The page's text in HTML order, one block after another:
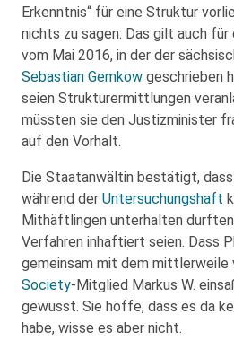
Erkenntnis“ für eine Struktur
nichts zu sagen. Das gilt auch
vom Mai 2016, in der der
Sebastian Gemkow geschrieben
seien Strukturermittlungen
müssten sie den Justizminister
auf den Vorhalt.
Die Staatanwältin bestätigt,
während der Untersuchungshaft
Mithäftlingen unterhalten
Verfahren inhaftiert seien. Dass
gemeinsam mit dem mittlerweile
Society-Mitglied Markus W.
gewusst. Sie hoffe, dass es da
habe, wisse es aber nicht.